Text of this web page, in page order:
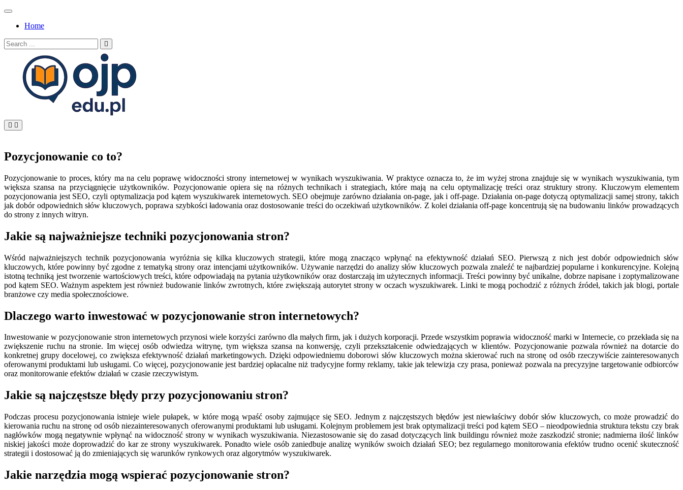
Skip
contentHome
Search
for:
Pozycjonowanie co to?
Pozycjonowanie to proces, który ma na celu poprawę widoczności strony internetowej w wynikach wyszukiwania. W praktyce oznacza to, że im wyżej strona znajduje się w wynikach wyszukiwania, tym
większa szansa na przyciągnięcie użytkowników. Pozycjonowanie opiera się na różnych technikach i strategiach, które mają na celu optymalizację treści oraz struktury strony. Kluczowym elementem
pozycjonowania jest SEO, czyli optymalizacja pod kątem wyszukiwarek internetowych. SEO obejmuje zarówno działania on-page, jak i off-page. Działania on-page dotyczą optymalizacji samej strony, takich
jak dobór odpowiednich słów kluczowych, poprawa szybkości ładowania oraz dostosowanie treści do oczekiwań użytkowników. Z kolei działania off-page koncentrują się na budowaniu linków prowadzących
do strony z innych witryn.
Jakie są najważniejsze techniki pozycjonowania stron?
Wśród najważniejszych technik pozycjonowania wyróżnia się kilka kluczowych strategii, które mogą znacząco wpłynąć na efektywność działań SEO. Pierwszą z nich jest dobór odpowiednich słów
kluczowych, które powinny być zgodne z tematyką strony oraz intencjami użytkowników. Używanie narzędzi do analizy słów kluczowych pozwala znaleźć te najbardziej popularne i konkurencyjne. Kolejną
istotną techniką jest tworzenie wartościowych treści, które odpowiadają na pytania użytkowników oraz dostarczają im użytecznych informacji. Treści powinny być unikalne, dobrze napisane i zoptymalizowane
pod kątem SEO. Ważnym aspektem jest również budowanie linków zwrotnych, które zwiększają autorytet strony w oczach wyszukiwarek. Linki te mogą pochodzić z różnych źródeł, takich jak blogi, portale
branżowe czy media społecznościowe.
Dlaczego warto inwestować w pozycjonowanie stron internetowych?
Inwestowanie w pozycjonowanie stron internetowych przynosi wiele korzyści zarówno dla małych firm, jak i dużych korporacji. Przede wszystkim poprawia widoczność marki w Internecie, co przekłada się na
zwiększenie ruchu na stronie. Im więcej osób odwiedza witrynę, tym większa szansa na konwersję, czyli przekształcenie odwiedzających w klientów. Pozycjonowanie pozwala również na dotarcie do
konkretnej grupy docelowej, co zwiększa efektywność działań marketingowych. Dzięki odpowiedniemu doborowi słów kluczowych można skierować ruch na stronę od osób rzeczywiście zainteresowanych
oferowanymi produktami lub usługami. Co więcej, pozycjonowanie jest bardziej opłacalne niż tradycyjne formy reklamy, takie jak telewizja czy prasa, ponieważ pozwala na precyzyjne targetowanie odbiorców
oraz monitorowanie efektów działań w czasie rzeczywistym.
Jakie są najczęstsze błędy przy pozycjonowaniu stron?
Podczas procesu pozycjonowania istnieje wiele pułapek, w które mogą wpaść osoby zajmujące się SEO. Jednym z najczęstszych błędów jest niewłaściwy dobór słów kluczowych, co może prowadzić do
kierowania ruchu na stronę od osób niezainteresowanych oferowanymi produktami lub usługami. Kolejnym problemem jest brak optymalizacji treści pod kątem SEO – nieodpowiednia struktura tekstu czy brak
nagłówków mogą negatywnie wpłynąć na widoczność strony w wynikach wyszukiwania. Niezastosowanie się do zasad dotyczących link buildingu również może zaszkodzić stronie; nadmierna ilość linków
niskiej jakości może doprowadzić do kar ze strony wyszukiwarek. Ponadto wiele osób zaniedbuje analizę wyników swoich działań SEO; bez regularnego monitorowania efektów trudno ocenić skuteczność
strategii i dostosować ją do zmieniających się warunków rynkowych oraz algorytmów wyszukiwarek.
Jakie narzędzia mogą wspierać pozycjonowanie stron?